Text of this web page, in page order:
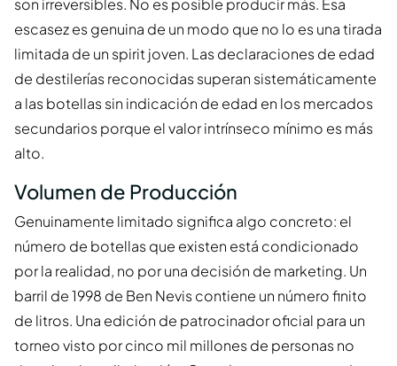
son irreversibles. No es posible producir más. Esa
escasez es genuina de un modo que no lo es una tirada
limitada de un spirit joven. Las declaraciones de edad
de destilerías reconocidas superan sistemáticamente
a las botellas sin indicación de edad en los mercados
secundarios porque el valor intrínseco mínimo es más
alto.
Volumen de Producción
Genuinamente limitado significa algo concreto: el
número de botellas que existen está condicionado
por la realidad, no por una decisión de marketing. Un
barril de 1998 de Ben Nevis contiene un número finito
de litros. Una edición de patrocinador oficial para un
torneo visto por cinco mil millones de personas no